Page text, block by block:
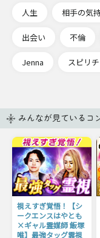
人生 相手の気
出会い 不倫
Jenna スピリ
みんなが見ているコ
視えすぎ覚悟！【シ
ークエンスはやとも
×ギャル霊媒師 飯塚
唯】最強タッグ霊視